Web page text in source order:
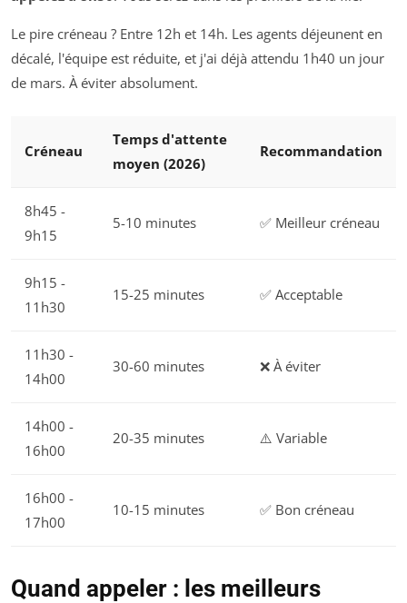
Le pire créneau ? Entre 12h et 14h. Les agents déjeunent en
décalé, l'équipe est réduite, et j'ai déjà attendu 1h40 un jour
de mars. À éviter absolument.
Créneau
Temps d'attente
moyen (2026)
Recommandation
8h45 -
9h15
5-10 minutes ✅ Meilleur créneau
9h15 -
11h30
15-25 minutes ✅ Acceptable
11h30 -
14h00
30-60 minutes ❌ À éviter
14h00 -
16h00
20-35 minutes ⚠️ Variable
16h00 -
17h00
10-15 minutes ✅ Bon créneau
Quand appeler : les meilleurs